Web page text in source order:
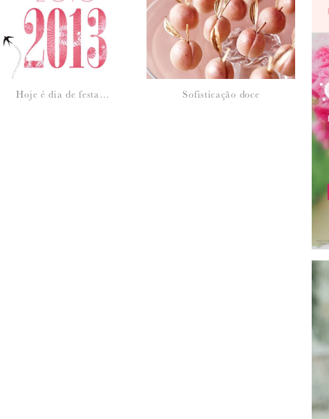
Hoje é dia de festa… Sofisticação doce